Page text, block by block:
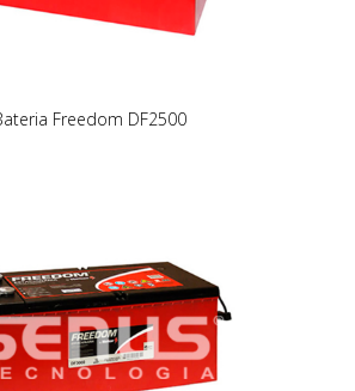
Freedom DF2500